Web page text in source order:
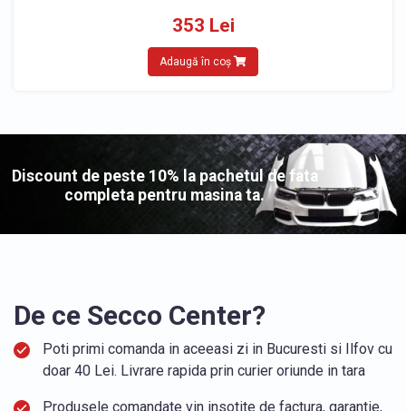
353 Lei
Adaugă în coș
Discount de peste 10% la pachetul de fata
completa pentru masina ta.
De ce Secco Center?
Poti primi comanda in aceeasi zi in Bucuresti si Ilfov cu
doar 40 Lei. Livrare rapida prin curier oriunde in tara
Produsele comandate vin insotite de factura, garantie,